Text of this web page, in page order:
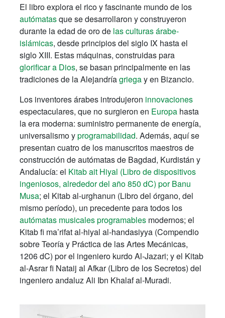
El libro explora el rico y fascinante mundo de los
autómatasque se desarrollaron y construyeron
durante la edad de oro de las culturas árabe-
islámicas, desde principios del siglo IX hasta el
siglo XIII. Estas máquinas, construidas para
glorificar a Dios, se basan principalmente en las
tradiciones de la Alejandríagriegay en Bizancio.
Los inventores árabes introdujeron innovaciones
espectaculares, que no surgieron en Europa hasta
la era moderna: suministro permanente de energía,
universalismo yprogramabilidad. Además, aquí se
presentan cuatro de los manuscritos maestros de
construcción de autómatas de Bagdad, Kurdistán y
Andalucía: el Kitab ait Hiyal (Libro de dispositivos
ingeniosos, alrededor del año 850 dC) por Banu
Musa; el Kitab al-urghanun (Libro del órgano, del
mismo período), un precedente para todos los
autómatas musicales programables modernos; el
Kitab fi ma’rifat al-hiyal al-handasiyya (Compendio
sobre Teoría y Práctica de las Artes Mecánicas,
1206 dC) por el ingeniero kurdo Al-Jazari; y el Kitab
al-Asrar fi Nataij al Afkar (Libro de los Secretos) del
ingeniero andaluz Ali Ibn Khalaf al-Muradi.